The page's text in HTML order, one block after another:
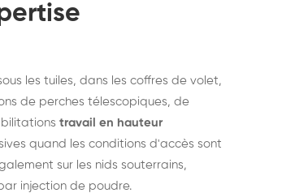
les tuiles, dans les coffres de volet,
de perches télescopiques, de
travail en hauteur
quand les conditions d'accès sont
sur les nids souterrains,
injection de poudre.